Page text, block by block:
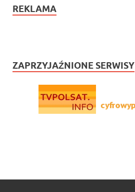
REKLAMA
ZAPRZYJAŹNIONE SERWISY